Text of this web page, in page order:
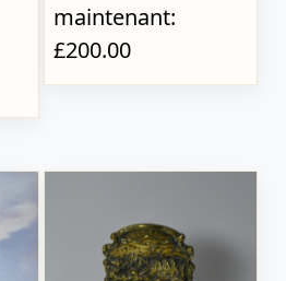
maintenant:
£200.00